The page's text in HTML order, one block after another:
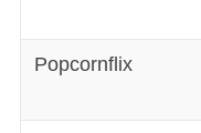
Popcornflix